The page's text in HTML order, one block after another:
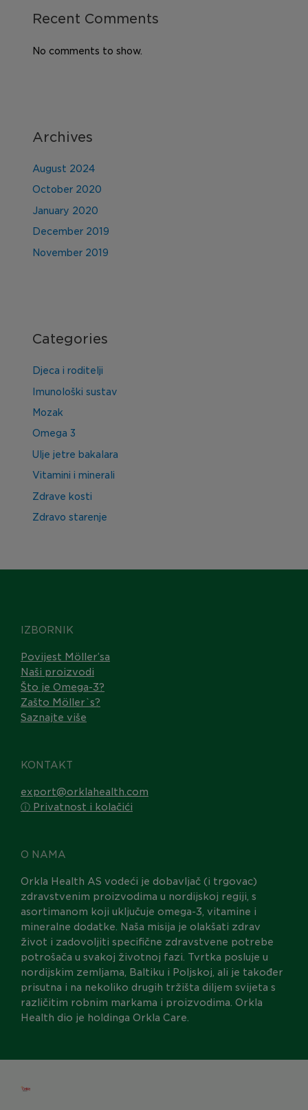
Recent Comments
No comments to show.
Archives
August 2024
October 2020
January 2020
December 2019
November 2019
Categories
Djeca i roditelji
Imunološki sustav
Mozak
Omega 3
Ulje jetre bakalara
Vitamini i minerali
Zdrave kosti
Zdravo starenje
O NAMA
Orkla Health AS vodeći je dobavljač (i trgovac)
zdravstvenim proizvodima u nordijskoj regiji, s
asortimanom koji uključuje omega-3, vitamine i
mineralne dodatke. Naša misija je olakšati zdrav
život i zadovoljiti specifične zdravstvene potrebe
potrošača u svakoj životnoj fazi. Tvrtka posluje u
nordijskim zemljama, Baltiku i Poljskoj, ali je također
prisutna i na nekoliko drugih tržišta diljem svijeta s
različitim robnim markama i proizvodima. Orkla
Health dio je holdinga Orkla Care.
IZBORNIK
Povijest Möller’sa
Naši proizvodi
Što je Omega-3?
Zašto Möller`s?
Saznajte više
KONTAKT
export@orklahealth.com
ⓘ Privatnost i kolačići